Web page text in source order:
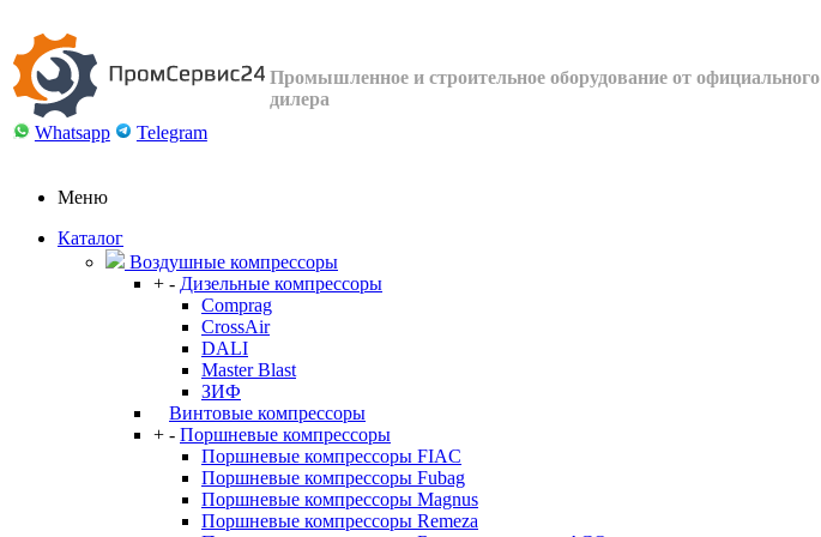
Whatsapp Telegram
Промышленное и строительное оборудование от официального
дилера
Меню
Каталог
Воздушные компрессоры
+ - Дизельные компрессоры
Comprag
CrossAir
DALI
Master Blast
ЗИФ
Винтовые компрессоры
+ - Поршневые компрессоры
Поршневые компрессоры FIAC
Поршневые компрессоры Fubag
Поршневые компрессоры Magnus
Поршневые компрессоры Remeza